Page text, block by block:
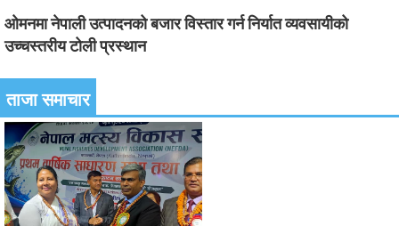
ओमनमा नेपाली उत्पादनको बजार विस्तार गर्न निर्यात व्यवसायीको
उच्चस्तरीय टोली प्रस्थान
ताजा समाचार